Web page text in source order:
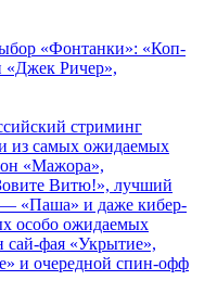
«Фонтанки»: «Коп-
«Джек Ричер»,
стриминг
из самых ожидаемых
«Мажора»,
Витю!», лучший
— «Паша» и даже кибер-
особо ожидаемых
сай-фая «Укрытие»,
и очередной спин-офф